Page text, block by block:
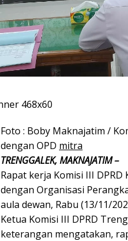
Foto : Boby Maknajatim /
dengan OPD mitra
TRENGGALEK, MAKNAJATIM –
Rapat kerja Komisi III
dengan Organisasi
aula dewan, Rabu (13/11/
Ketua Komisi III DPRD
keterangan mengatakan,